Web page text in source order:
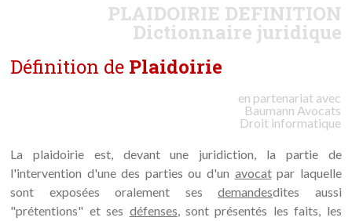
PLAIDOIRIE DEFINITION
Dictionnaire juridique
Définition de Plaidoirie
en partenariat avec
Baumann Avocats
Droit informatique
La plaidoirie est, devant une juridiction, la partie de
l'intervention d'une des parties ou d'un avocatpar laquelle
sont exposées oralement sesdemandesdites aussi
"prétentions" et ses défenses, sont présentés les faits, les